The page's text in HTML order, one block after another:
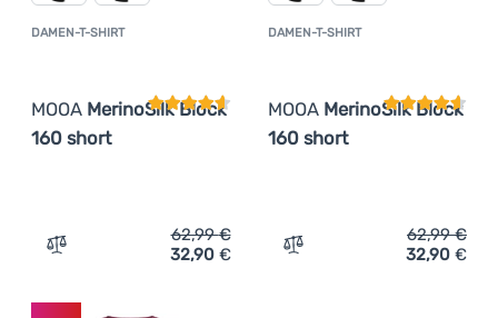
DAMEN-T-SHIRT
MOOA MerinoSilk Block
160 short
Kundenbewertung
Zum Vergleich 'Damen-T-Shirt MOOA MerinoSilk Block
62,99€
32,90 €
DAMEN-T-SHIRT
MOOA MerinoSilk Block
160 short
Zum Vergleich 'Damen-T-
62,99€
32,90 €